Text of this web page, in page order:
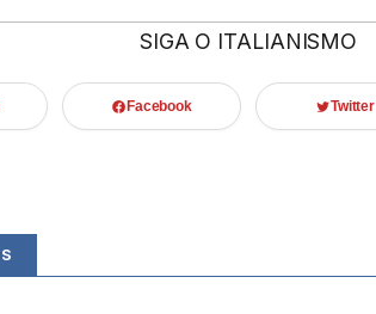
SIGA O ITALIANISMO
Facebook Twitter